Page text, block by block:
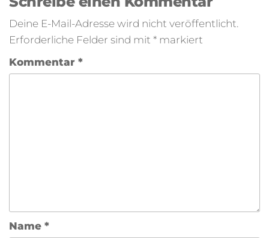
Deine E-Mail-Adresse wird nicht veröffentlicht.
Erforderliche Felder sind mit * markiert
Kommentar *
Name *